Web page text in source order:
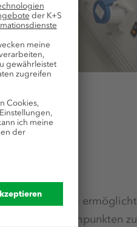
„Das System ermöglicht
an Schwachpunkten zu